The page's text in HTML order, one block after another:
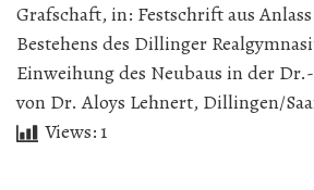
Grafschaft, in: Festschrift aus
Bestehens des Dillinger
Einweihung des Neubaus in der
von Dr. Aloys Lehnert, Dillingen/
Views:1